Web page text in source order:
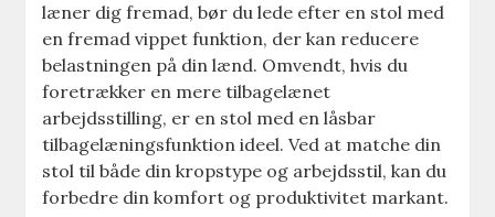
læner dig fremad, bør du lede efter en stol med
en fremad vippet funktion, der kan reducere
belastningen på din lænd. Omvendt, hvis du
foretrækker en mere tilbagelænet
arbejdsstilling, er en stol med en låsbar
tilbagelæningsfunktion ideel. Ved at matche din
stol til både din kropstype og arbejdsstil, kan du
forbedre din komfort og produktivitet markant.